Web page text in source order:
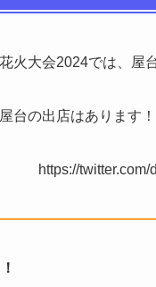
火大会2024では、屋
台の出店はあります！
https://